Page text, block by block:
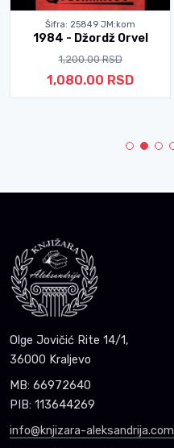
Šifra: 25849 JM:kom
1984 - Džordž Orvel
1,200.00 RSD
1,080.00 RSD
Olge Jovičić Rite 14/1,
36000 Kraljevo
MB: 66972640
PIB: 113644269
info@knjizara-aleksandrija.com